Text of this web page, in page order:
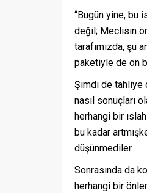
“Bugün yine, bu
değil; Meclisin
tarafımızda, şu
paketiyle de on
Şimdi de tahliye
nasıl sonuçları
herhangi bir
bu kadar
düşünmediler.
Sonrasında da
herhangi bir